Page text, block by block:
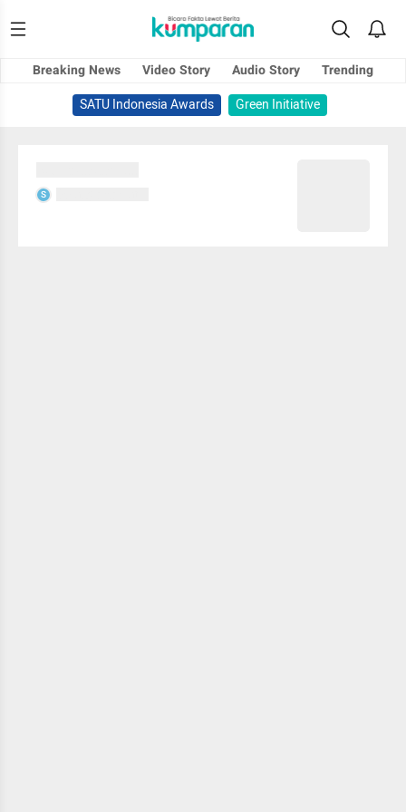
Breaking News Video Story Audio Story
Trending
SATU Indonesia Awards
Green Initiative
S